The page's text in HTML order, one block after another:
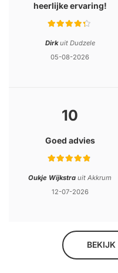
heerlijke ervaring!
Rating:
Dirkuit Dudzele
05-08-2026
10
Goed advies
Rating:
Oukje Wijkstra uit Akkrum
12-07-2026
BEKIJK